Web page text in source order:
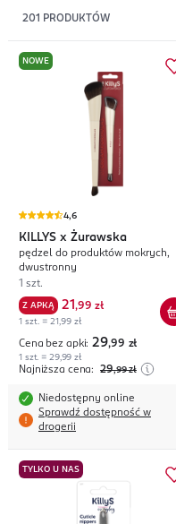
201 PRODUKTÓW
NOWE
4,6
KILLYS x Żurawska
pędzel do produktów mokrych,
dwustronny
1 szt.
Z APKĄ 21 ,99 zł
1 szt. = 21,99 zł
Cena bez apki: 29,99 zł
1 szt. = 29,99 zł
Najniższa cena: 29,99 zł
Niedostępny online
Sprawdź dostępność w
drogerii
TYLKO U NAS